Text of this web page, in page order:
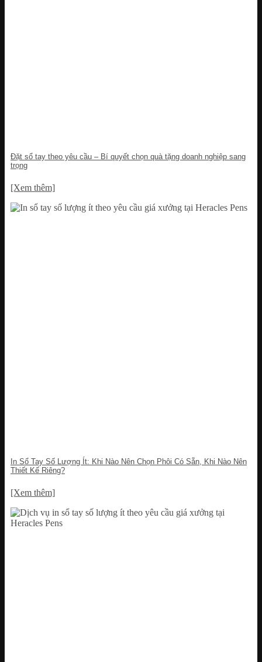
Đặt sổ tay theo yêu cầu – Bí quyết chọn quà tặng doanh nghiệp sang
trọng
[Xem thêm]
In Sổ Tay Số Lượng Ít: Khi Nào Nên Chọn Phôi Có Sẵn, Khi Nào Nên
Thiết Kế Riêng?
[Xem thêm]